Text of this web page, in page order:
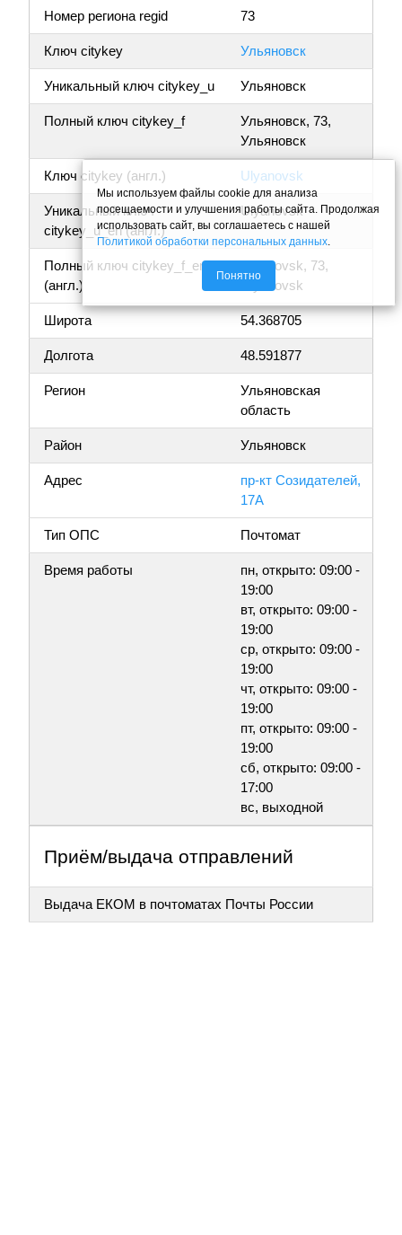
Номер региона regid
73
Ключ citykey Ульяновск
Уникальный ключ citykey_u Ульяновск
Полный ключ citykey_f
Ульяновск, 73,
Ульяновск
Ключ citykey (англ.) Ulyanovsk
Уникальный ключ
citykey_u_en (англ.)
Ulyanovsk
Полный ключ citykey_f_en
(англ.)
Ulyanovsk, 73,
Ulyanovsk
Широта 54.368705
Долгота 48.591877
Регион
Ульяновская
область
Район Ульяновск
Адрес
пр-кт Созидателей,
17А
Тип ОПС Почтомат
Время работы
пн, открыто: 09:00 -
19:00
вт, открыто: 09:00 -
19:00
ср, открыто: 09:00 -
19:00
чт, открыто: 09:00 -
19:00
пт, открыто: 09:00 -
19:00
сб, открыто: 09:00 -
17:00
вс, выходной
Приём/выдача отправлений
Выдача ЕКОМ в почтоматах Почты России
Мы используем файлы cookie для анализа
посещаемости и улучшения работы сайта. Продолжая
использовать сайт, вы соглашаетесь с нашей
Политикой обработки персональных данных.
Понятно